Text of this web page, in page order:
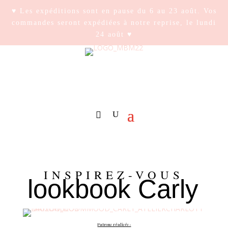
♥ Les expéditions sont en pause du 6 au 23 août. Vos
commandes seront expédiées à notre reprise, le lundi
24 août ♥
INSPIREZ-VOUS
lookbook Carly
Patrons réalisés :